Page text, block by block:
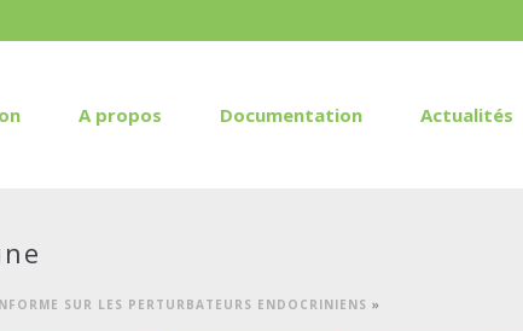
A propos Documentation Actualités
SUR LES PERTURBATEURS ENDOCRINIENS »